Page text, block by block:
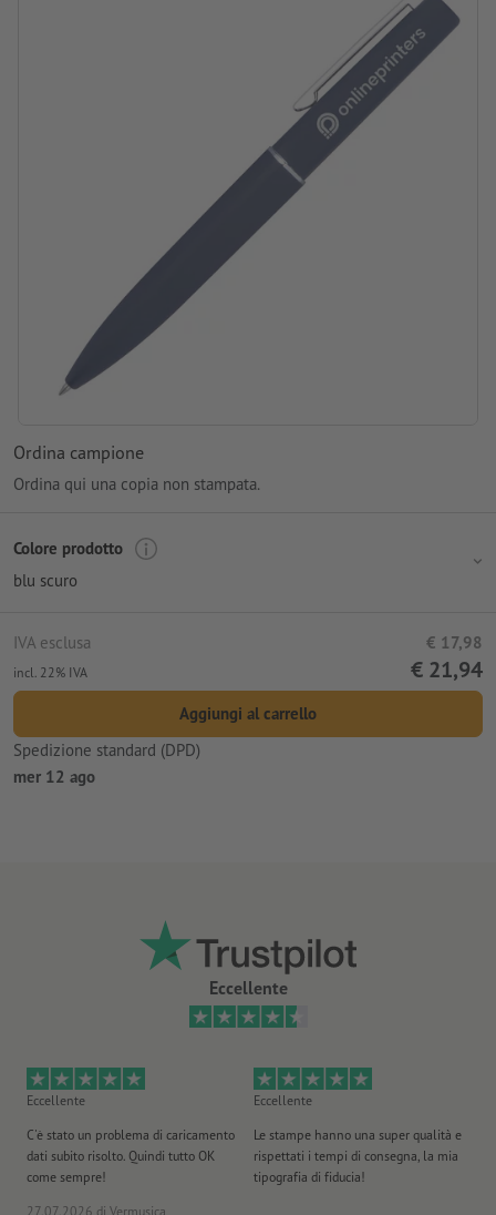
Posizione di stampa: a destra della clip
Ordina campione
Ordina qui una copia non stampata.
Colore prodotto
blu scuro
IVA esclusa € 17,98
incl. 22% IVA € 21,94
Aggiungi al carrello
Spedizione standard (DPD)
mer 12 ago
Eccellente
Eccellente
C'è stato un problema di caricamento
dati subito risolto. Quindi tutto OK
come sempre!
27.07.2026 di Vermusica
Eccellente
Le stampe hanno una super qualità e
rispettati i tempi di consegna, la mia
tipografia di fiducia!